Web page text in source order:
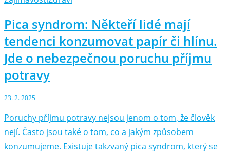
Pica syndrom: Někteří lidé mají
tendenci konzumovat papír či hlínu.
Jde o nebezpečnou poruchu příjmu
potravy
23. 2. 2025
Poruchy příjmu potravy nejsou jenom o tom, že člověk
nejí. Často jsou také o tom, co a jakým způsobem
konzumujeme. Existuje takzvaný pica syndrom, který se